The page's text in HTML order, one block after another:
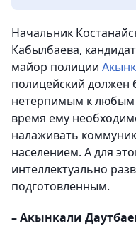
Начальник
Кабылбаева,
майор полиции
полицейский
нетерпимым к
время ему
налаживать
населением. А для
интеллектуально
подготовленным.
– Акынкали